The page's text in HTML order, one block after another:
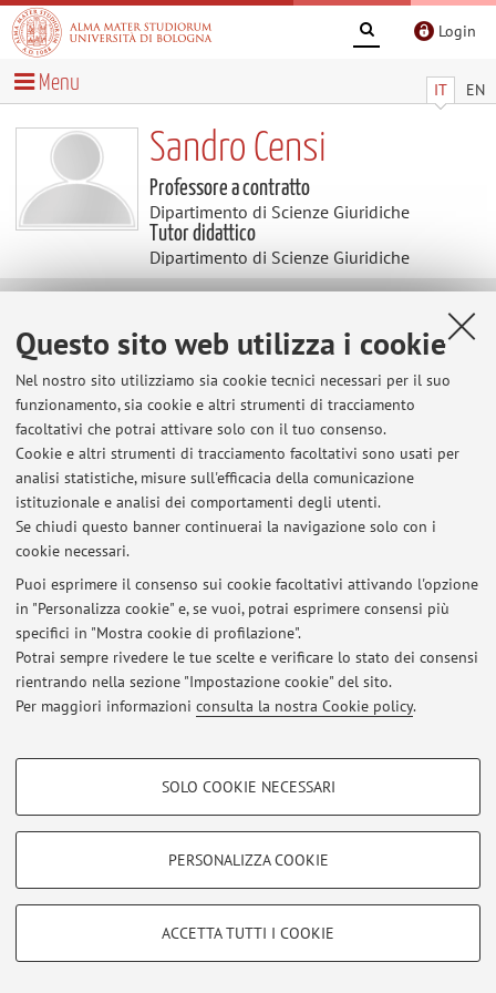
Questo sito web utilizza i cookie
Nel nostro sito utilizziamo sia cookie tecnici necessari per il suo
funzionamento, sia cookie e altri strumenti di tracciamento
facoltativi che potrai attivare solo con il tuo consenso.
Cookie e altri strumenti di tracciamento facoltativi sono usati per
analisi statistiche, misure sull'efficacia della comunicazione
istituzionale e analisi dei comportamenti degli utenti.
Se chiudi questo banner continuerai la navigazione solo con i
cookie necessari.
Puoi esprimere il consenso sui cookie facoltativi attivando l'opzione
in "Personalizza cookie" e, se vuoi, potrai esprimere consensi più
specifici in "Mostra cookie di profilazione".
Potrai sempre rivedere le tue scelte e verificare lo stato dei consensi
rientrando nella sezione "Impostazione cookie" del sito.
Per maggiori informazioni consulta la nostra Cookie policy.
COOKIE DI PROFILAZIONE - FACOLTATIVI
COOKIE TECNICI - NECESSARI
Si tratta di cookie tecnici utilizzati, a titolo esemplificativo, per il corretto
SOLO COOKIE NECESSARI
PERSONALIZZA COOKIE
ACCETTA TUTTI I COOKIE
Login
IT EN
Menu
Sandro Censi
Professore a contratto
Dipartimento di Scienze Giuridiche
Tutor didattico
Dipartimento di Scienze Giuridiche
Contatti
E-mail: sandro.censi@unibo.it
Dipartimento di Scienze Giuridiche
Via Zamboni 27/29, Bologna -Vai alla mappa
Ultimi avvisi
Al momento non sono presenti avvisi.
Accedi tramiteloginper gestire tutti i contenuti del sito.
|Note legali |Impostazioni Cookie